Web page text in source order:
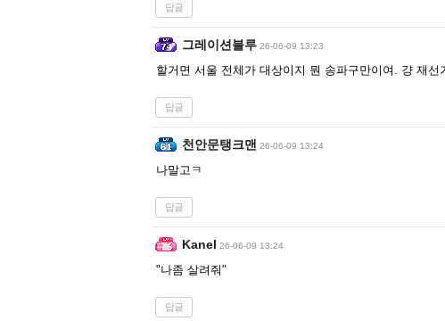
답글
그레이션블루 26-06-09 13:23
할거면 서울 전체가 대상이지 뭔 송파구만이여. 걍 재
답글
천안문탱크맨 26-06-09 13:24
나말고ㅋ
답글
Kanel 26-06-09 13:24
"나좀 살려줘"
답글